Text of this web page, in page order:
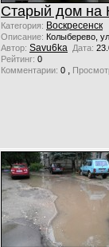
Старый дом на
Категория: Воскресенск
Описание: Колыберево,
Автор: Savu6ka Дата:
Рейтинг: 0
Комментарии: 0 ,